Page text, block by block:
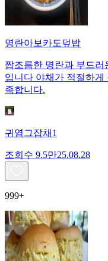
명란아보카도덮밥
짭조름한 명란과 부드
입니다 야채가 적절하
족합니다.
귀염그잡채1
조회수 9.5만25.08.28
999+